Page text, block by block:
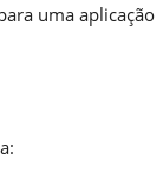
uma aplicação